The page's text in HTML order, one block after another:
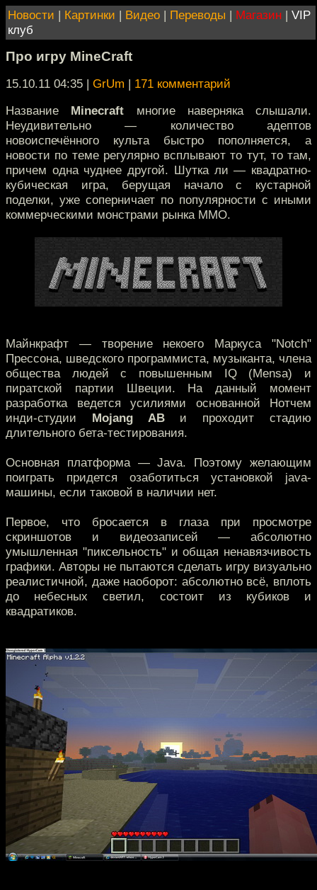
Новости | Картинки | Видео | Переводы | Магазин | VIP
клуб
Про игру MineCraft
15.10.11 04:35 | GrUm | 171 комментарий
Название Minecraft многие наверняка слышали.
Неудивительно — количество адептов
новоиспечённого культа быстро пополняется, а
новости по теме регулярно всплывают то тут, то там,
причем одна чуднее другой. Шутка ли — квадратно-
кубическая игра, берущая начало с кустарной
поделки, уже соперничает по популярности с иными
коммерческими монстрами рынка ММО.
Майнкрафт — творение некоего Маркуса "Notch"
Прессона, шведского программиста, музыканта, члена
общества людей с повышенным IQ (Mensa) и
пиратской партии Швеции. На данный момент
разработка ведется усилиями основанной Нотчем
инди-студии Mojang ABи проходит стадию
длительного бета-тестирования.
Основная платформа — Java. Поэтому желающим
поиграть придется озаботиться установкой java-
машины, если таковой в наличии нет.
Первое, что бросается в глаза при просмотре
скриншотов и видеозаписей — абсолютно
умышленная "пиксельность" и общая ненавязчивость
графики. Авторы не пытаются сделать игру визуально
реалистичной, даже наоборот: абсолютно всё, вплоть
до небесных светил, состоит из кубиков и
квадратиков.